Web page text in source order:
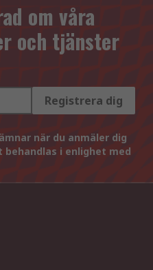
om våra
och tjänster
Registrera dig
när du anmäler dig
i enlighet med